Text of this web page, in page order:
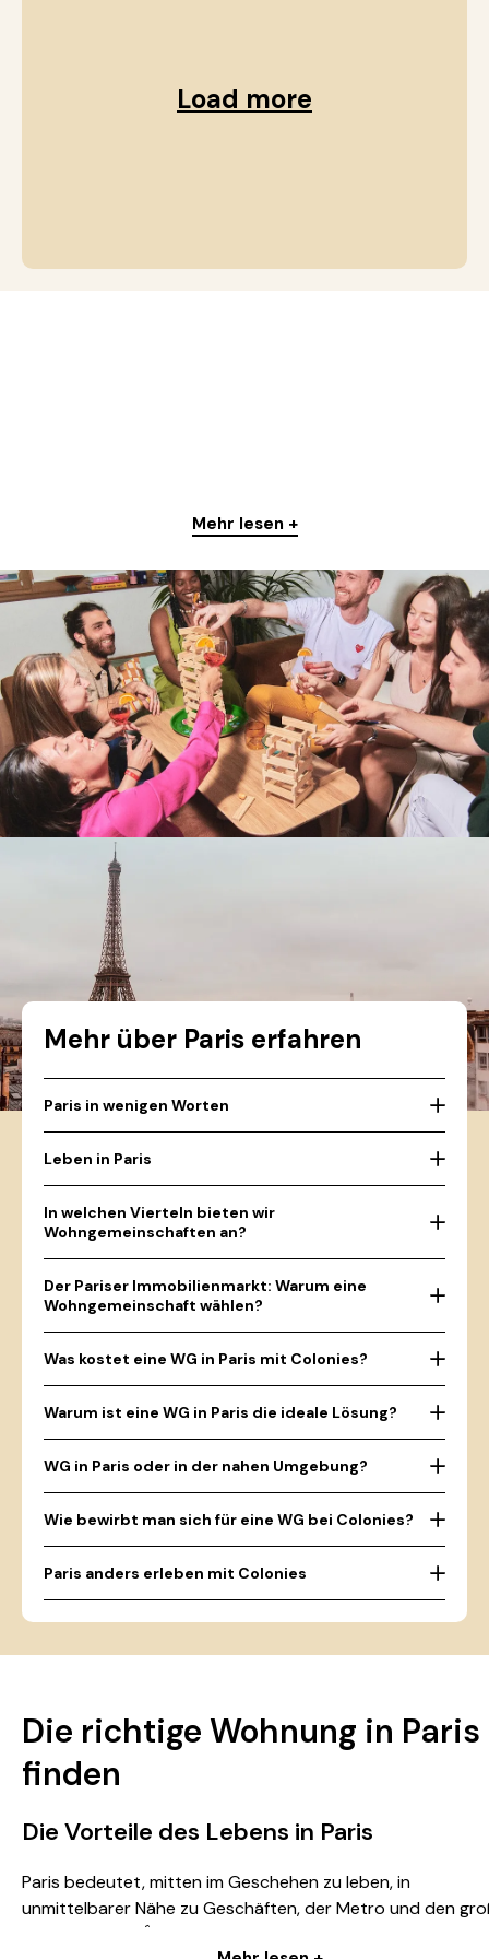
Load more
Mehr lesen +
Mehr über Paris erfahren
Paris in wenigen Worten
Leben in Paris
In welchen Vierteln bieten wir
Wohngemeinschaften an?
Der Pariser Immobilienmarkt: Warum eine
Wohngemeinschaft wählen?
Was kostet eine WG in Paris mit Colonies?
Warum ist eine WG in Paris die ideale Lösung?
WG in Paris oder in der nahen Umgebung?
Wie bewirbt man sich für eine WG bei Colonies?
Paris anders erleben mit Colonies
Die richtige Wohnung in Paris
finden
Die Vorteile des Lebens in Paris
Paris bedeutet, mitten im Geschehen zu leben, in
unmittelbarer Nähe zu Geschäften, der Metro und den
Linien, die ganz Île-de-France erschließen. Ob Sie ein